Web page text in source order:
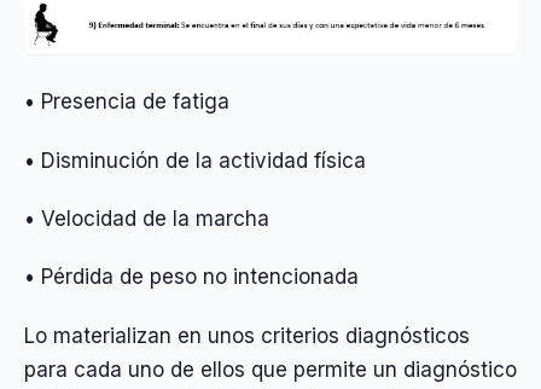
• Presencia de fatiga
• Disminución de la actividad física
• Velocidad de la marcha
• Pérdida de peso no intencionada
Lo materializan en unos criterios diagnósticos
para cada uno de ellos que permite un diagnóstico